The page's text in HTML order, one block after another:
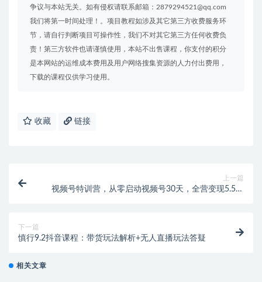
争议与本站无关。如有侵权请联系邮箱：2879294521@qq.com
我们将第一时间处理！。项目教程如涉及其它第三方收费服务环
节，请自行判断项目可操作性，我们不对其它第三方任何收费负
责！第三方软件也请谨慎使用，本站不出售课程，你支付的积分
是本网站的运维成本费用及用户网络搜集资源的人力付出费用，
下载的课程仅供学习使用。
收藏 链接
上一篇
视频号特训营，从零启动视频号30天，全营变现5.5万
下一篇
慎行9.2抖音课程：带货玩法解析+无人直播玩法答疑
相关文章